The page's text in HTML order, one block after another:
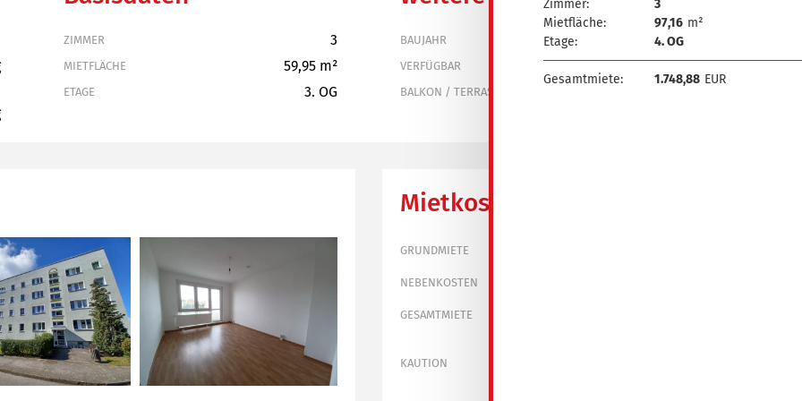
ZIMMER 3
MIETFLÄCHE 59,95 m²
ETAGE 3. OG
BAUJAHR 1971
VERFÜGBAR bereits vermietet
BALKON / TERRASSE
Mietkosten
GRUNDMIETE
NEBENKOSTEN
GESAMTMIETE
KAUTION
Zimmer:
3
Mietfläche:
97,16 m²
Etage:
4. OG
Gesamtmiete: 1.748,88 EUR